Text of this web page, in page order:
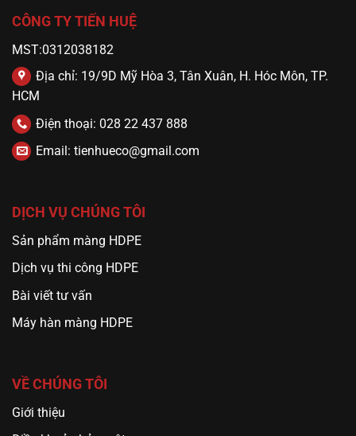
CÔNG TY TIẾN HUỆ
MST:0312038182
Địa chỉ: 19/9D Mỹ Hòa 3, Tân Xuân, H. Hóc Môn, TP.
HCM
Điện thoại: 028 22 437 888
Email: tienhueco@gmail.com
DỊCH VỤ CHÚNG TÔI
Sản phẩm màng HDPE
Dịch vụ thi công HDPE
Bài viết tư vấn
Máy hàn màng HDPE
VỀ CHÚNG TÔI
Giới thiệu